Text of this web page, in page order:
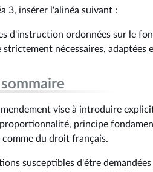
3, insérer l'alinéa suivant :
d'instruction ordonnées sur le
strictement nécessaires,
vise à introduire
principe
comme du droit français.
susceptibles d'être